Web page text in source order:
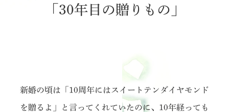
「30年目の贈りもの」
新婚の頃は「10周年にはスイートテンダイヤモンド
を贈るよ」と言ってくれていたのに、10年経っても